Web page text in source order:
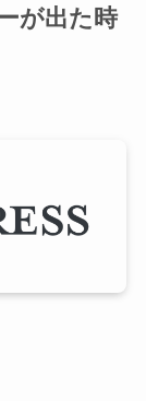
が出た時